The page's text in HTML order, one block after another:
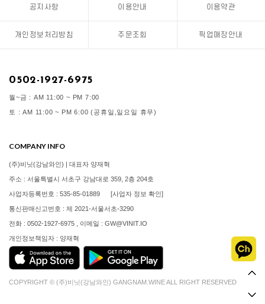
공지사항 이용안내 이용약관
개인정보처리방침 주문조회 픽업매장안내
0502-1927-6975
월~금 : AM 11:00 ~ PM 7:00
토 : AM 11:00 ~ PM 6:00 (공휴일,일요일 휴무)
COMPANY INFO
(주)비닛(강남와인) | 대표자 양재혁
주소 : 서울특별시 서초구 강남대로 359, 2층 204호
사업자등록번호 : 535-85-01889 [사업자 정보 확인]
통신판매신고번호 : 제 2021-서울서초-3290
전화 : 0502-1927-6975 , 이메일 : GW@VINIT.IO
개인정보책임자 : 양재혁
COPYRIGHT © (주)비닛(강남와인) GANGNAM.WINE ALL RIGHT RESERVED